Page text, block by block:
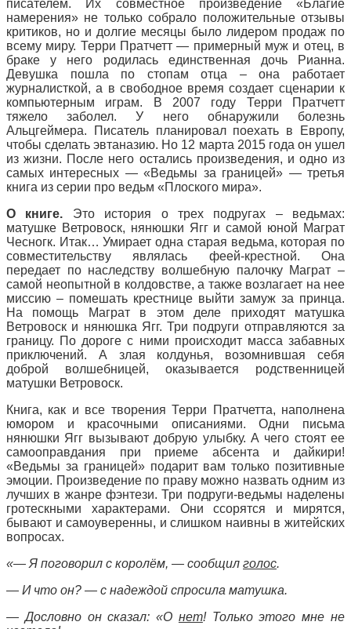
писателем. Их совместное произведение «Благие
намерения» не только собрало положительные отзывы
критиков, но и долгие месяцы было лидером продаж по
всему миру. Терри Пратчетт — примерный муж и отец, в
браке у него родилась единственная дочь Рианна.
Девушка пошла по стопам отца – она работает
журналисткой, а в свободное время создает сценарии к
компьютерным играм. В 2007 году Терри Пратчетт
тяжело заболел. У него обнаружили болезнь
Альцгеймера. Писатель планировал поехать в Европу,
чтобы сделать эвтаназию. Но 12 марта 2015 года он ушел
из жизни. После него остались произведения, и одно из
самых интересных — «Ведьмы за границей» — третья
книга из серии про ведьм «Плоского мира».
О книге. Это история о трех подругах – ведьмах:
матушке Ветровоск, нянюшки Ягг и самой юной Маграт
Чесногк. Итак… Умирает одна старая ведьма, которая по
совместительству являлась феей-крестной. Она
передает по наследству волшебную палочку Маграт –
самой неопытной в колдовстве, а также возлагает на нее
миссию – помешать крестнице выйти замуж за принца.
На помощь Маграт в этом деле приходят матушка
Ветровоск и нянюшка Ягг. Три подруги отправляются за
границу. По дороге с ними происходит масса забавных
приключений. А злая колдунья, возомнившая себя
доброй волшебницей, оказывается родственницей
матушки Ветровоск.
Книга, как и все творения Терри Пратчетта, наполнена
юмором и красочными описаниями. Одни письма
нянюшки Ягг вызывают добрую улыбку. А чего стоят ее
самооправдания при приеме абсента и дайкири!
«Ведьмы за границей» подарит вам только позитивные
эмоции. Произведение по праву можно назвать одним из
лучших в жанре фэнтези. Три подруги-ведьмы наделены
гротескными характерами. Они ссорятся и мирятся,
бывают и самоуверенны, и слишком наивны в житейских
вопросах.
«— Я поговорил с королём, — сообщил голос.
— И что он? — с надеждой спросила матушка.
— Дословно он сказал: «О нет! Только этого мне не